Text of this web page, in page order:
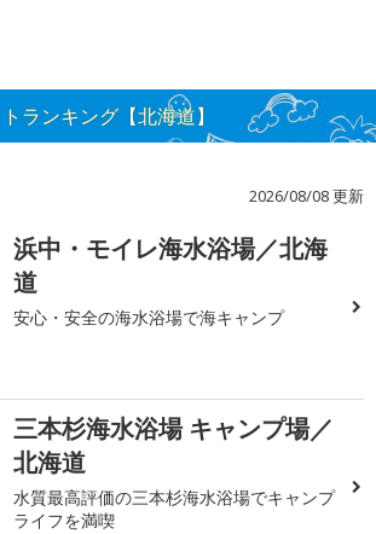
ランキング【北海道】
2026/08/08 更新
浜中・モイレ海水浴場／北海
道
安心・安全の海水浴場で海キャンプ
三本杉海水浴場 キャンプ場／
北海道
水質最高評価の三本杉海水浴場でキャンプ
ライフを満喫